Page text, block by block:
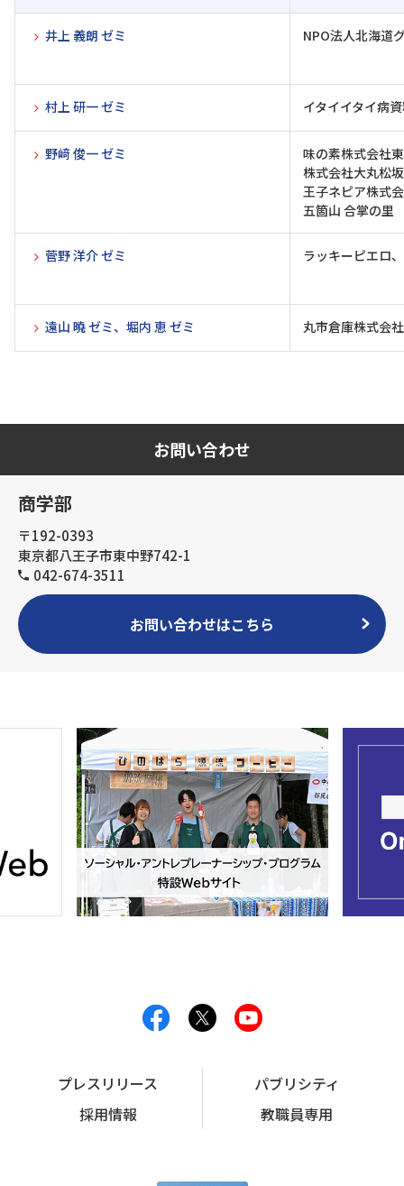
井上 義朗 ゼミ NPO法人北海道
村上 研一 ゼミ イタイイタイ病
野﨑 俊一 ゼミ
味の素株式会社
株式会社大丸松
王子ネピア株式
五箇山 合掌の里
菅野 洋介 ゼミ ラッキーピエロ
遠山 曉 ゼミ、堀内 恵 ゼミ 丸市倉庫株式会
お問い合わせ
商学部
〒192-0393
東京都八王子市東中野742-1
042-674-3511
お問い合わせはこちら
プレスリリース
パブリシティ
採用情報
教職員専用